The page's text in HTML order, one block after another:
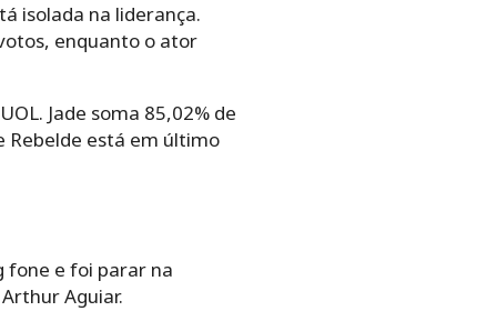
isolada na liderança.
enquanto o ator
Jade soma 85,02% de
Rebelde está em último
fone e foi parar na
Aguiar.